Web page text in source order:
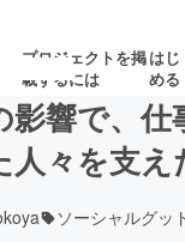
プロジェクトを掲
載するには
はじ
める
クト
募集終了が
ロジェクト
影響で、仕
人々を支え
ソーシャルグッ